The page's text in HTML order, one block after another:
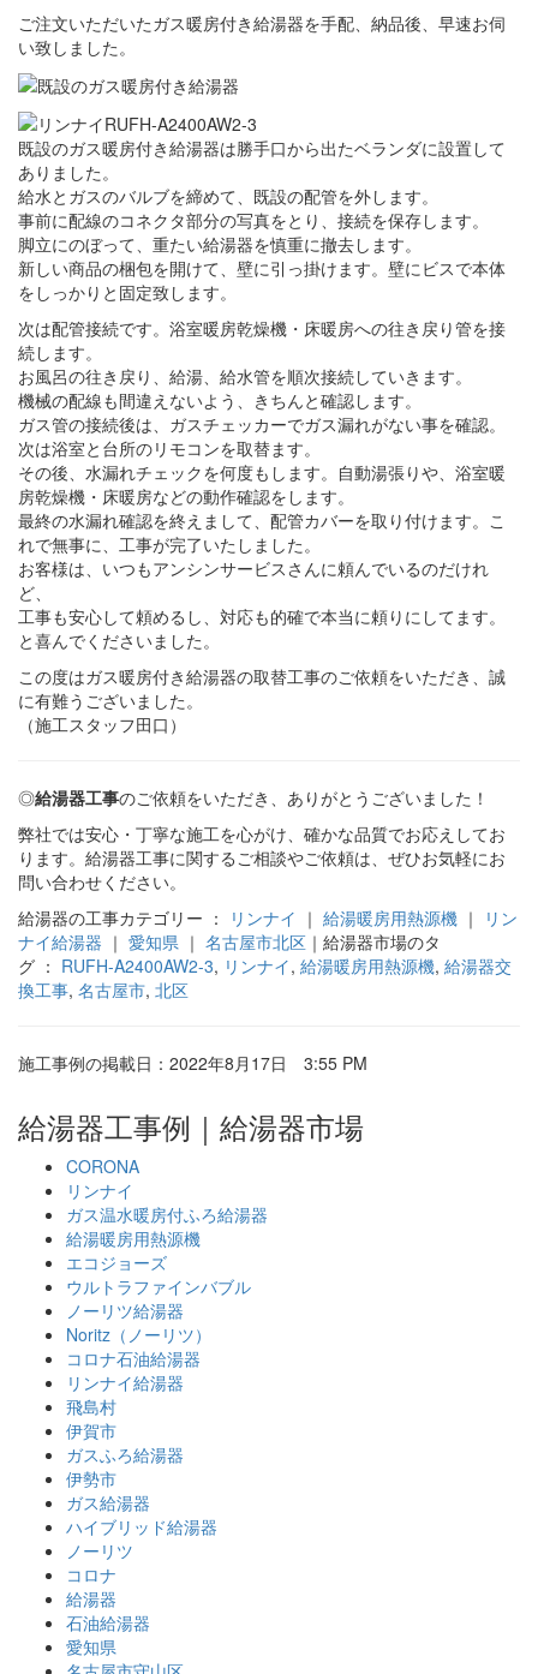
ご注文いただいたガス暖房付き給湯器を手配、納品後、早速お伺
い致しました。
既設のガス暖房付き給湯器は勝手口から出たベランダに設置して
ありました。
給水とガスのバルブを締めて、既設の配管を外します。
事前に配線のコネクタ部分の写真をとり、接続を保存します。
脚立にのぼって、重たい給湯器を慎重に撤去します。
新しい商品の梱包を開けて、壁に引っ掛けます。壁にビスで本体
をしっかりと固定致します。
次は配管接続です。浴室暖房乾燥機・床暖房への往き戻り管を接
続します。
お風呂の往き戻り、給湯、給水管を順次接続していきます。
機械の配線も間違えないよう、きちんと確認します。
ガス管の接続後は、ガスチェッカーでガス漏れがない事を確認。
次は浴室と台所のリモコンを取替ます。
その後、水漏れチェックを何度もします。自動湯張りや、浴室暖
房乾燥機・床暖房などの動作確認をします。
最終の水漏れ確認を終えまして、配管カバーを取り付けます。こ
れで無事に、工事が完了いたしました。
お客様は、いつもアンシンサービスさんに頼んでいるのだけれ
ど、
工事も安心して頼めるし、対応も的確で本当に頼りにしてます。
と喜んでくださいました。
この度はガス暖房付き給湯器の取替工事のご依頼をいただき、誠
に有難うございました。
（施工スタッフ田口）
◎給湯器工事のご依頼をいただき、ありがとうございました！
弊社では安心・丁寧な施工を心がけ、確かな品質でお応えしてお
ります。給湯器工事に関するご相談やご依頼は、ぜひお気軽にお
問い合わせください。
給湯器の工事カテゴリー ：
リンナイ ｜ 給湯暖房用熱源機 ｜
リン
ナイ給湯器 ｜ 愛知県 ｜ 名古屋市北区 ｜給湯器市場のタ
グ ： RUFH-A2400AW2-3, リンナイ, 給湯暖房用熱源機, 給湯器交
換工事, 名古屋市, 北区
施工事例の掲載日：2022年8月17日 3:55 PM
給湯器工事例｜給湯器市場
CORONA
リンナイ
ガス温水暖房付ふろ給湯器
給湯暖房用熱源機
エコジョーズ
ウルトラファインバブル
ノーリツ給湯器
Noritz（ノーリツ）
コロナ石油給湯器
リンナイ給湯器
飛島村
伊賀市
ガスふろ給湯器
伊勢市
ガス給湯器
ハイブリッド給湯器
ノーリツ
コロナ
給湯器
石油給湯器
愛知県